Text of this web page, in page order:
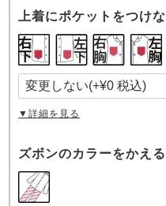
上着にポケットをつけ
▼詳細を見る
ズボンのカラーをかえる